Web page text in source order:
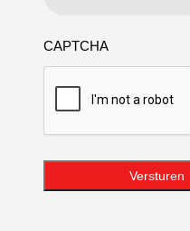
CAPTCHA
Versturen